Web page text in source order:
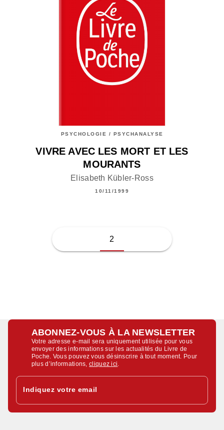
PSYCHOLOGIE / PSYCHANALYSE
VIVRE AVEC LES MORT ET LES
MOURANTS
Elisabeth Kübler-Ross
10/11/1999
2
ABONNEZ-VOUS À LA NEWSLETTER
Votre adresse e-mail sera uniquement utilisée pour vous
envoyer des informations sur les actualités du Livre de
Poche. Vous pouvez vous désinscrire à tout moment. Pour
plus d’informations,cliquez ici
Indiquez votre email